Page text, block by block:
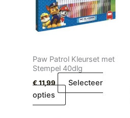
Paw Patrol Kleurset met
Stempel 40dlg
€11,99
Selecteer
opties